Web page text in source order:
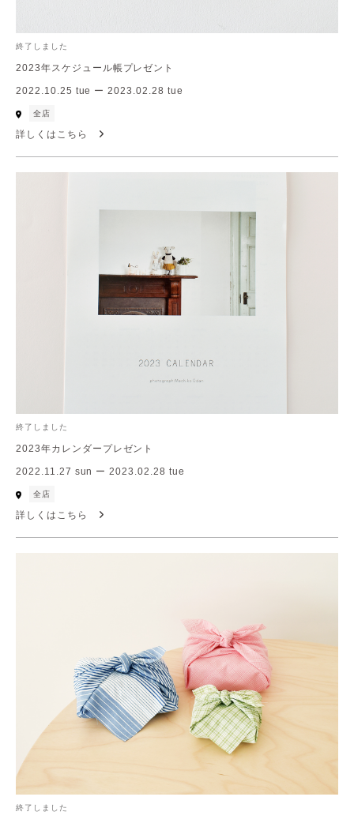
終了しました
2023年スケジュール帳プレゼント
2022.10.25 tue ー 2023.02.28 tue
全店
詳しくはこちら
終了しました
2023年カレンダープレゼント
2022.11.27 sun ー 2023.02.28 tue
全店
詳しくはこちら
終了しました